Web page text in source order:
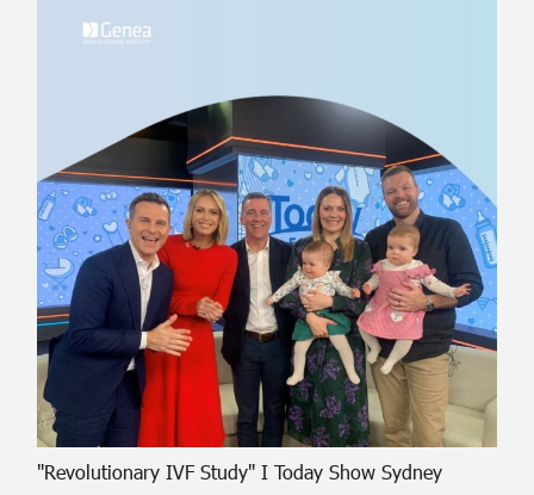
"Revolutionary IVF Study" I Today Show Sydney